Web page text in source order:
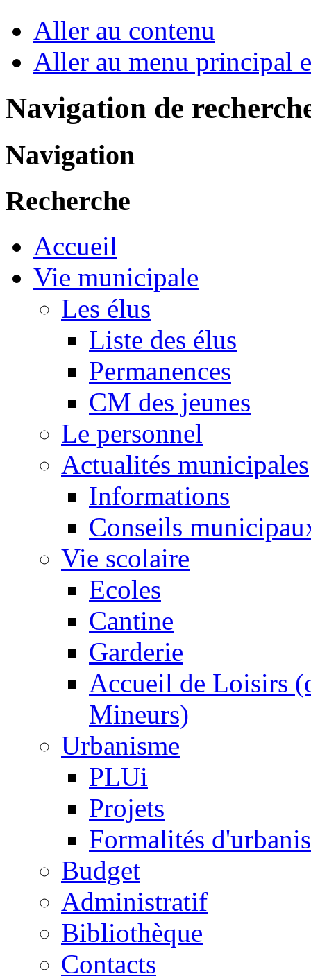
Aller au contenu
Aller au menu principal
Navigation de
Navigation
Recherche
Accueil
Vie municipale
Les élus
Liste des élus
Permanences
CM des jeunes
Le personnel
Actualités municipales
Informations
Conseils
Vie scolaire
Ecoles
Cantine
Garderie
Accueil de Loisirs
Mineurs)
Urbanisme
PLUi
Projets
Formalités
Budget
Administratif
Bibliothèque
Contacts